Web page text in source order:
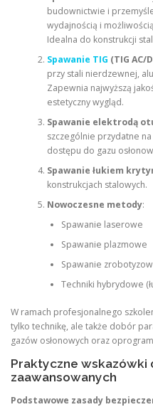
budownictwie i
wydajnością i
Idealna do konstrukcji
Spawanie TIG (TIG AC/
przy stali nierdzewnej,
Zapewnia najwyższą
estetyczny wygląd.
Spawanie elektrodą
szczególnie przydatne
dostępu do gazu
Spawanie łukiem
konstrukcjach stalowych.
Nowoczesne metody:
Spawanie laserowe
Spawanie plazmowe
Spawanie
Techniki hybrydowe
W ramach profesjonalnego
tylko technikę, ale także dobór
gazów osłonowych oraz
Praktyczne wskazówki
zaawansowanych
Podstawowe zasady